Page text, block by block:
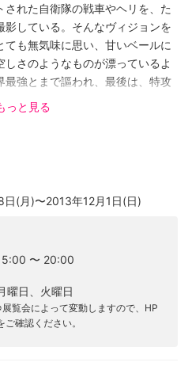
れた自衛隊の戦車やヘリを、た
影している。そんなヴィジョンを
ても無気味に思い、甘いベールに
さのようなものが漂っているよ
最強とまで謳われ、最後は、特攻
、脆い存在。そんなイメージが、
いった、ヴァニタス画のアレゴリ
ッド」 （2013）キャンバスにア
っと見る
日(月)〜2013年12月1日(日)
〜 20:00
曜日、火曜日
覧会によって変動しますので、HP
ご確認ください。